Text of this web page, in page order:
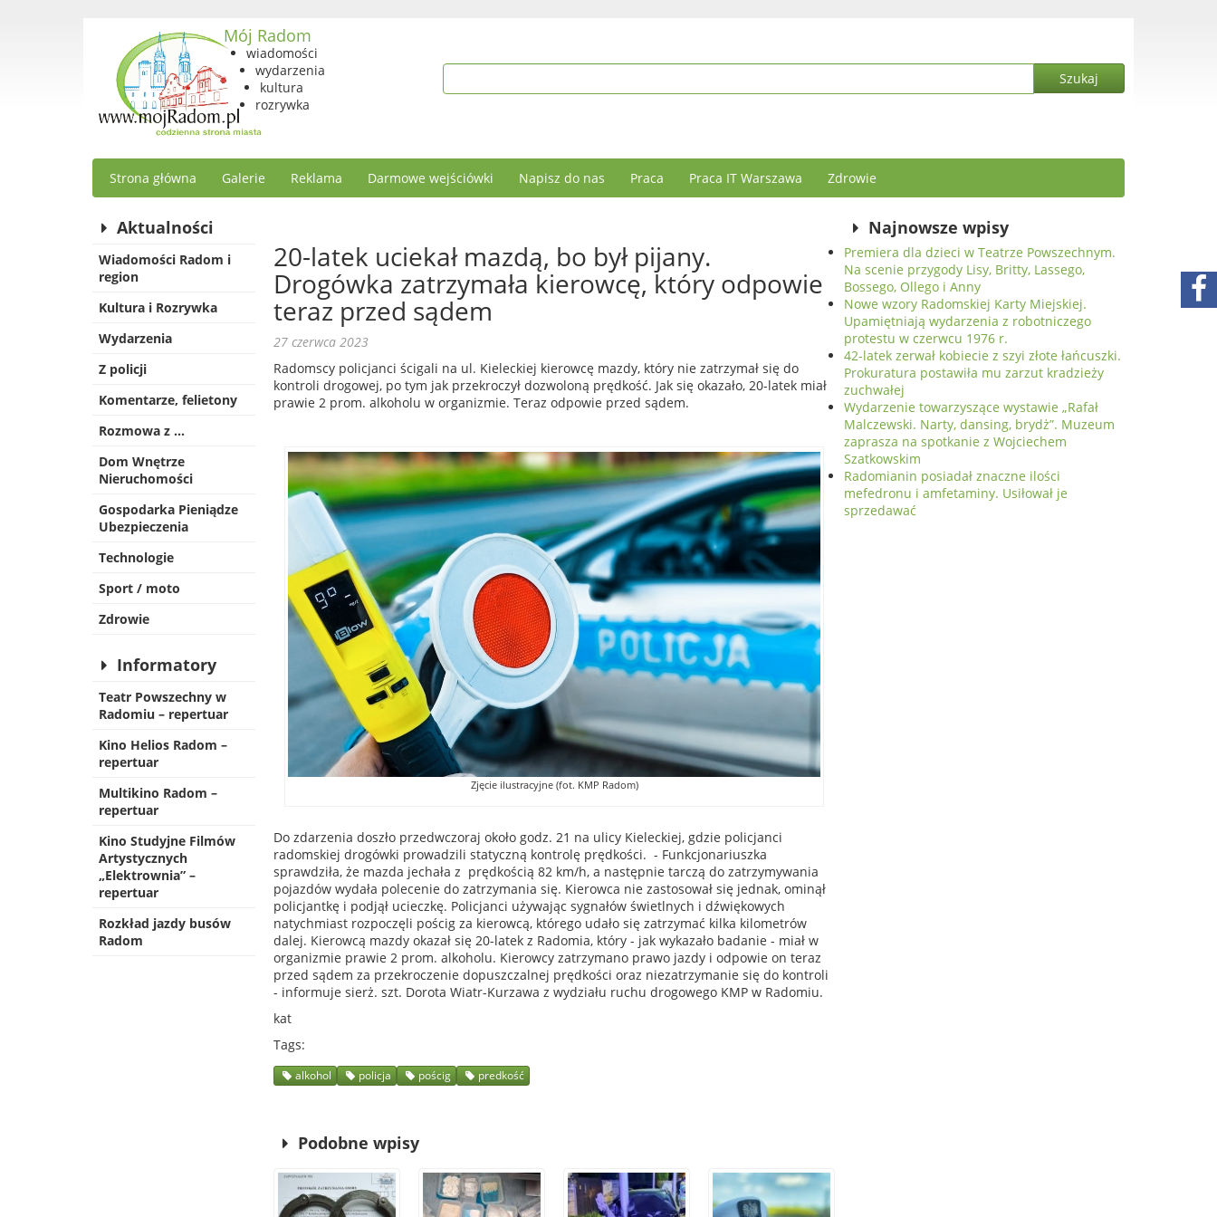
Mój Radom
wiadomości
wydarzenia
kultura
rozrywka
Strona główna Galerie Reklama Darmowe wejściówki Napisz do nas Praca Praca IT Warszawa Zdrowie
Aktualności
Wiadomości Radom i
region
Kultura i Rozrywka
Wydarzenia
Z policji
Komentarze, felietony
Rozmowa z …
Dom Wnętrze
Nieruchomości
Gospodarka Pieniądze
Ubezpieczenia
Technologie
Sport / moto
Zdrowie
Informatory
Teatr Powszechny w
Radomiu – repertuar
Kino Helios Radom –
repertuar
Multikino Radom –
repertuar
Kino Studyjne Filmów
Artystycznych
„Elektrownia” –
repertuar
Rozkład jazdy busów
Radom
20-latek uciekał mazdą, bo był pijany.
Drogówka zatrzymała kierowcę, który odpowie
teraz przed sądem
27 czerwca 2023
Radomscy policjanci ścigali na ul. Kieleckiej kierowcę mazdy, który nie zatrzymał się do
kontroli drogowej, po tym jak przekroczył dozwoloną prędkość. Jak się okazało, 20-latek miał
prawie 2 prom. alkoholu w organizmie. Teraz odpowie przed sądem.
Zjęcie ilustracyjne (fot. KMP Radom)
Do zdarzenia doszło przedwczoraj około godz. 21 na ulicy Kieleckiej, gdzie policjanci
radomskiej drogówki prowadzili statyczną kontrolę prędkości. - Funkcjonariuszka
sprawdziła, że mazda jechała z prędkością 82 km/h, a następnie tarczą do zatrzymywania
pojazdów wydała polecenie do zatrzymania się. Kierowca nie zastosował się jednak, ominął
policjantkę i podjął ucieczkę. Policjanci używając sygnałów świetlnych i dźwiękowych
natychmiast rozpoczęli pościg za kierowcą, którego udało się zatrzymać kilka kilometrów
dalej. Kierowcą mazdy okazał się 20-latek z Radomia, który - jak wykazało badanie - miał w
organizmie prawie 2 prom. alkoholu. Kierowcy zatrzymano prawo jazdy i odpowie on teraz
przed sądem za przekroczenie dopuszczalnej prędkości oraz niezatrzymanie się do kontroli
- informuje sierż. szt. Dorota Wiatr-Kurzawa z wydziału ruchu drogowego KMP w Radomiu.
kat
Tags
alkohol policja pościg predkość
Podobne wpisy
Najnowsze wpisy
Premiera dla dzieci w Teatrze Powszechnym.
Na scenie przygody Lisy, Britty, Lassego,
Bossego, Ollego i Anny
Nowe wzory Radomskiej Karty Miejskiej.
Upamiętniają wydarzenia z robotniczego
protestu w czerwcu 1976 r.
42-latek zerwał kobiecie z szyi złote łańcuszki.
Prokuratura postawiła mu zarzut kradzieży
zuchwałej
Wydarzenie towarzyszące wystawie „Rafał
Malczewski. Narty, dansing, brydż”. Muzeum
zaprasza na spotkanie z Wojciechem
Szatkowskim
Radomianin posiadał znaczne ilości
mefedronu i amfetaminy. Usiłował je
sprzedawać